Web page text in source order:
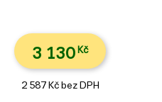
3 130 Kč
2 587 Kč bez DPH